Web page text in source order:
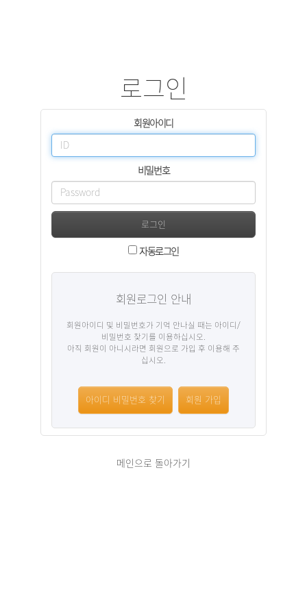
로그인
회원아이디
비밀번호
로그인
자동로그인
회원로그인 안내
회원아이디 및 비밀번호가 기억 안나실 때는 아이디/
비밀번호 찾기를 이용하십시오.
아직 회원이 아니시라면 회원으로 가입 후 이용해 주
십시오.
아이디 비밀번호 찾기 회원 가입
메인으로 돌아가기